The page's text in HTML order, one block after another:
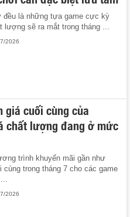
đều là những tựa game cực kỳ
lượng sẽ ra mắt trong tháng ...
2026
cuối cùng của
chất lượng đang ở mức
trình khuyến mãi gần như
cùng trong tháng 7 cho các game
2026